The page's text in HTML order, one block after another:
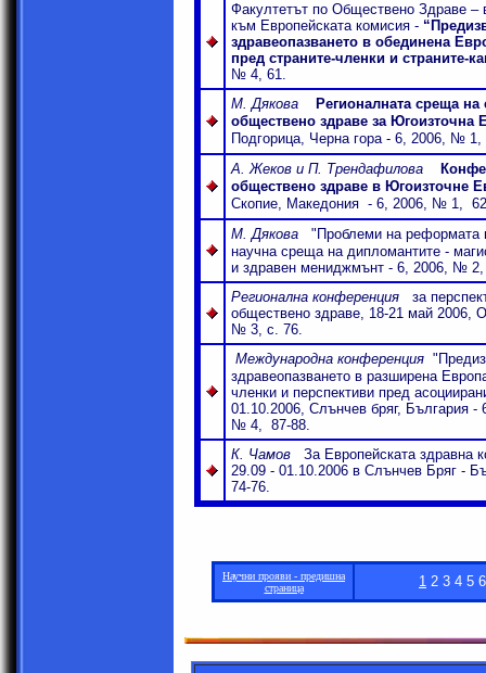
Факултетът по Обществено Здраве –
към Европейската комисия -
здравеопазването в обединена
пред страните-членки и страните-
№ 4, 61.
М. Дякова
Регионалната среща на
обществено здраве за Югоизточна
Подгорица, Черна гора - 6, 2006, № 1,
А. Жеков и П. Трендафилова
обществено здраве в Югоизточне
Скопие, Македония - 6, 2006, № 1,
М. Дякова
"Проблеми на реформата
научна среща на дипломантите -
и здравен мениджмънт - 6, 2006, № 2,
Регионална конференция
за
обществено здраве, 18-21 май 2006,
№ 3, c. 76.
Международна конференция
здравеопазването в разширена
членки и перспективи пред
01.10.2006, Слънчев бряг, България -
№ 4, 87-88.
К. Чамов
За Европейската здравна
29.09 - 01.10.2006 в Слънчев Бряг -
74-76.
Научни прояви - предишна
страница
1 2 3 4 5